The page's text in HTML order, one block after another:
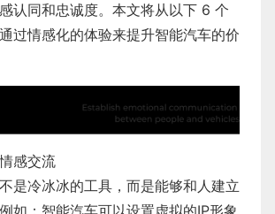
认同和忠诚度。本文将从以下 6 个
过情感化的体验来提升智能汽车的价
感交流
是冷冰冰的工具，而是能够和人建立
如：智能汽车可以设置虚拟的IP形象